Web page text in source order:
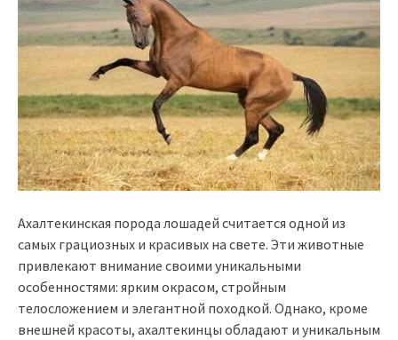
Ахалтекинская порода лошадей считается одной из
самых грациозных и красивых на свете. Эти животные
привлекают внимание своими уникальными
особенностями: ярким окрасом, стройным
телосложением и элегантной походкой. Однако, кроме
внешней красоты, ахалтекинцы обладают и уникальным